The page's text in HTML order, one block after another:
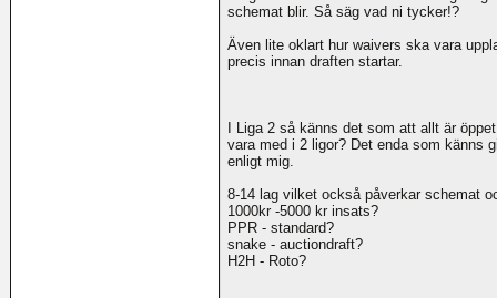
schemat blir. Så säg vad ni tycker!?
Även lite oklart hur waivers ska vara
precis innan draften startar.
I Liga 2 så känns det som att allt är
vara med i 2 ligor? Det enda som känns
enligt mig.
8-14 lag vilket också påverkar schemat
1000kr -5000 kr insats?
PPR - standard?
snake - auctiondraft?
H2H - Roto?